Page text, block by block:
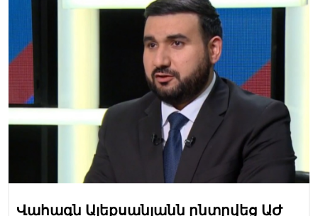
Վահագն Ալեքսանյանն ընտրվեց ԱԺ